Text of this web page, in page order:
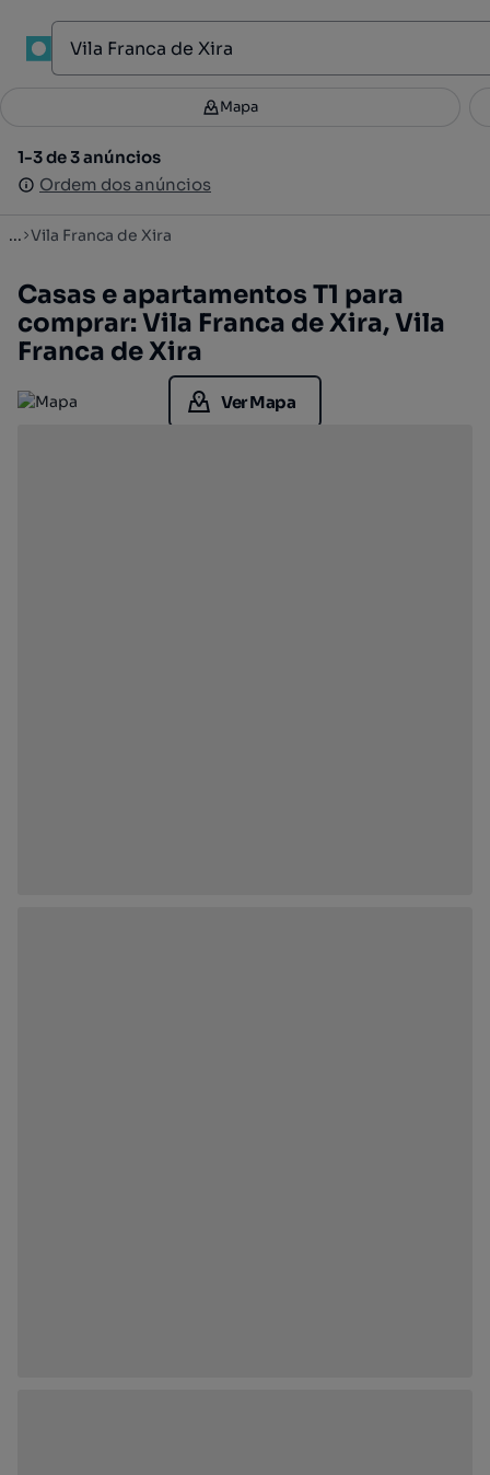
Filtros 2
1-3 de 3 anúncios
Ordem dos anúncios
Mapa
1-3 de 3 anúncios
Ordem dos anúncios
... Vila Franca de Xira
Casas e apartamentos T1 para
comprar: Vila Franca de Xira, Vila
Franca de Xira
Ver Mapa